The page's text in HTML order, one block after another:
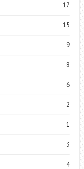
17
15
9
8
6
2
1
3
4